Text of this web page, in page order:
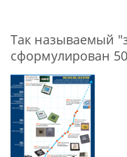
Так называемый
сформулирован